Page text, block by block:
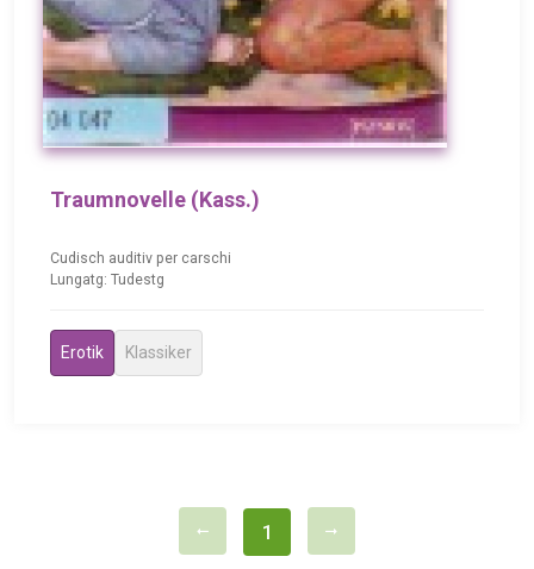
Traumnovelle (Kass.)
Cudisch auditiv per carschi
Lungatg: Tudestg
Erotik Klassiker
1